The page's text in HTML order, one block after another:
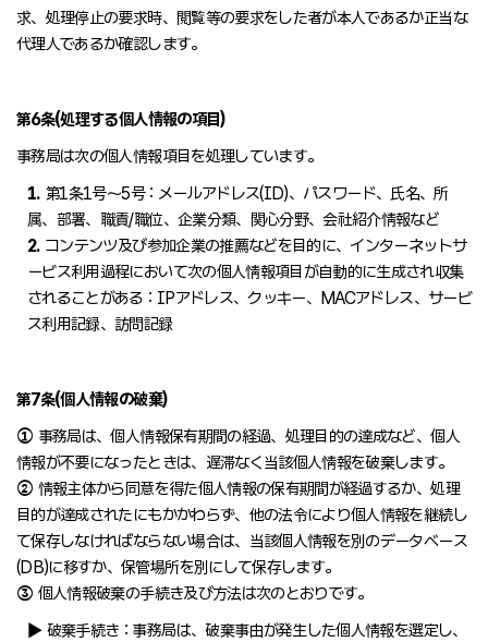
求、処理停止の要求時、閲覧等の要求をした者が本人であるか正当な
代理人であるか確認します。
第6条(処理する個人情報の項目)
事務局は次の個人情報項目を処理しています。
1.第1条1号～5号 : メールアドレス(ID)、パスワード、氏名、所
属、部署、職責/職位、企業分類、関心分野、会社紹介情報など
2.コンテンツ及び参加企業の推薦などを目的に、インターネットサ
ービス利用過程において次の個人情報項目が自動的に生成され収集
されることがある : IPアドレス、クッキー、MACアドレス、サービ
ス利用記録、訪問記録
第7条(個人情報の破棄)
① 事務局は、個人情報保有期間の経過、処理目的の達成など、個人
情報が不要になったときは、遅滞なく当該個人情報を破棄します。
② 情報主体から同意を得た個人情報の保有期間が経過するか、処理
目的が達成されたにもかかわらず、他の法令により個人情報を継続し
て保存しなければならない場合は、当該個人情報を別のデータベース
(DB)に移すか、保管場所を別にして保存します。
③ 個人情報破棄の手続き及び方法は次のとおりです。
▶ 破棄手続き : 事務局は、破棄事由が発生した個人情報を選定し、